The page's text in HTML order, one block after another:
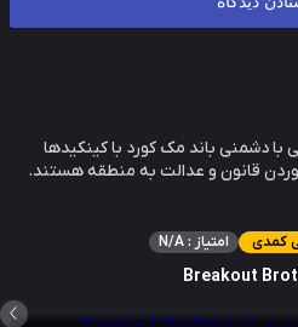
دشمنی باند مک کورد با کینکیدها
قانون و عدالت به منطقه هستند.
امتیاز : N/A